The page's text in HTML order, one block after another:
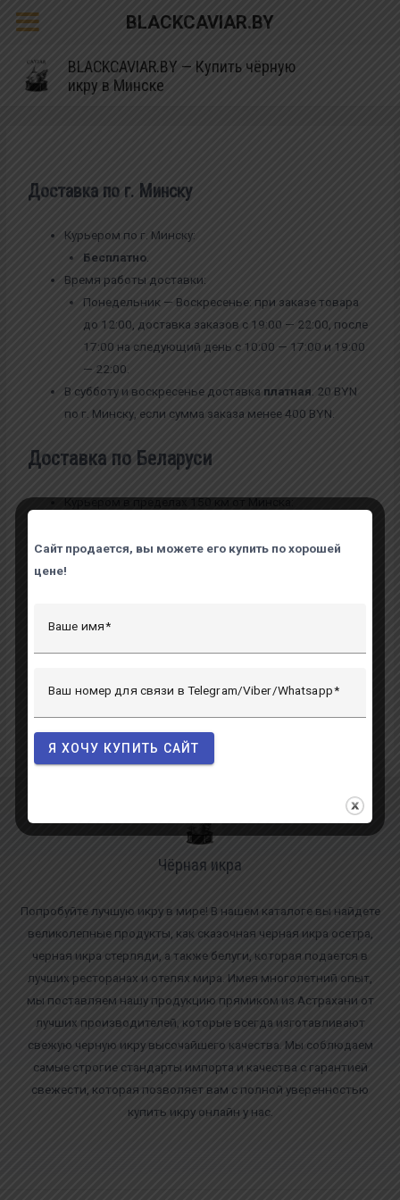
BLACKCAVIAR.BY — Купить чёрную
икру в Минске
Доставка по г. Минску
Курьером по г. Минску:
Бесплатно.
Время работы доставки:
Понедельник — Воскресенье: при заказе товара
до 12:00, доставка заказов с 19:00 — 22:00, после
17:00 на следующий день с 10:00 — 17:00 и 19:00
— 22:00.
В субботу и воскресенье доставка платная . 20 BYN
по г. Минску, если сумма заказа менее 400 BYN.
Доставка по Беларуси
Курьером в пределах 150 км от Минска:
бесплатная.
индивидуально!
Чёрная икра
Попробуйте лучшую икру в мире! В нашем каталоге вы найдете
великолепные продукты, как сказочная черная икра осетра,
черная икра стерляди, а также белуги, которая подается в
лучших ресторанах и отелях мира. Имея многолетний опыт,
мы поставляем нашу продукцию прямиком из Астрахани от
лучших производителей, которые всегда изготавливают
свежую черную икру высочайшего качества. Мы соблюдаем
самые строгие стандарты импорта и качества с гарантией
свежести, которая позволяет вам с полной уверенностью
купить икру онлайн у нас.
BLACKCAVIAR.BY
Сайт продается, вы можете его купить по хорошей
цене!
Ваше имя
Ваш номер для связи в Telegram/Viber/Whatsapp
Я ХОЧУ КУПИТЬ САЙТ